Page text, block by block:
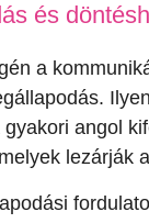
és
a
angol
lezárják